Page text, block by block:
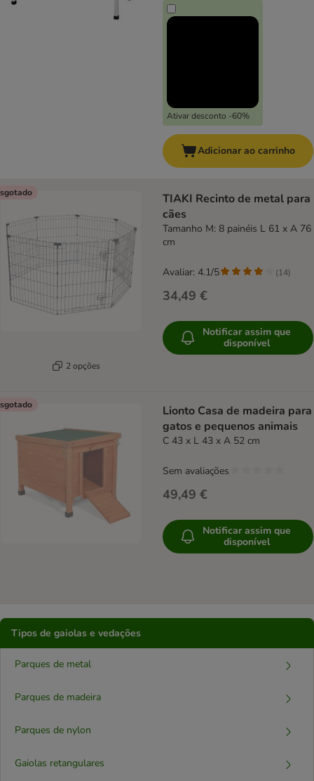
Ativar desconto -60%
Adicionar ao carrinho
2 opções
TIAKI Recinto de metal para
cães
Tamanho M: 8 painéis L 61 x A 76
cm
34,49 €
Avaliar: 4.1/5 (14)
Notificar assim que
disponível
Lionto Casa de madeira para
gatos e pequenos animais
C 43 x L 43 x A 52 cm
49,49 €
Sem avaliações
Notificar assim que
disponível
Tipos de gaiolas e vedações
Parques de metal
Parques de madeira
Parques de nylon
Gaiolas retangulares